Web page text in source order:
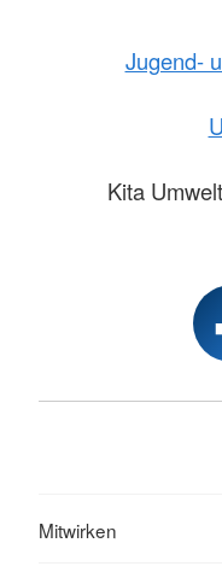
Jugend-
Kita
Mitwirken